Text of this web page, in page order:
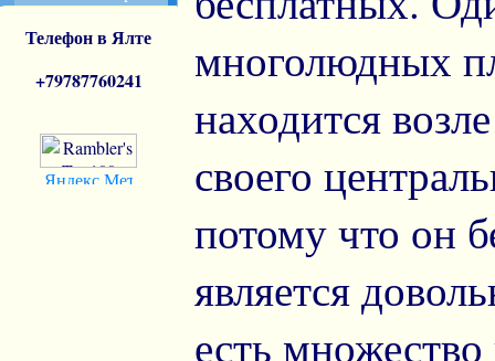
многолюдных
находится
своего
потому что он
является
есть
Телефон в Ялте
+79787760241